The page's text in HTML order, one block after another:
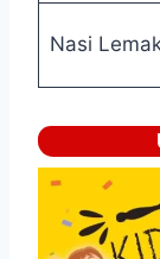
Nasi